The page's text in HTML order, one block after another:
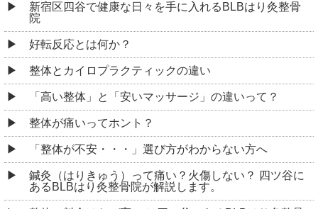
整体の料金はなぜ高い？ 四ツ谷にあるBLBはり灸整骨
院が提供する高品質なサービスの秘密
整体の種類を知ろう！あなたに合った施術法 ～四ツ
谷 BLBはり灸整骨院～
妊娠中に整体を受けることは可能？注意点3つを解説！
四ツ谷 BLBはり灸整骨院
マッサージ通いは無駄？！専門家が説く、身体不調の
真相
健康と美容に役立つ整体の効果とは？～姿勢改善から
全身のバランス調整まで～ 四ツ谷 BLBはり灸整骨
院
「BLBはり灸整骨院の施術について」